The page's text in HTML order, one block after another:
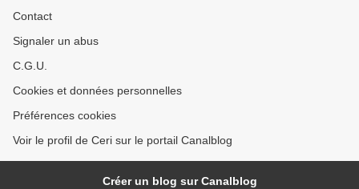
Contact
Signaler un abus
C.G.U.
Cookies et données personnelles
Préférences cookies
Voir le profil de Ceri sur le portail Canalblog
Créer un blog sur Canalblog